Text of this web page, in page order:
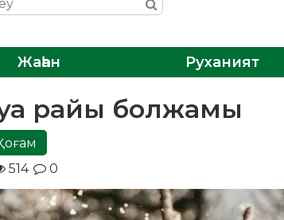
Жаһан Руханият
райы болжамы
514 0